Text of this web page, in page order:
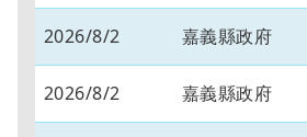
2026/8/2 嘉義縣政府
2026/8/2 嘉義縣政府